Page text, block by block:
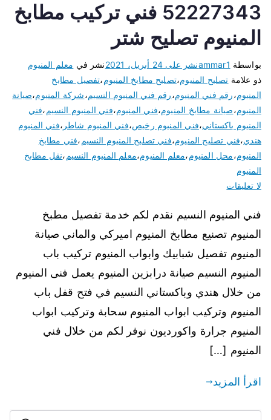
52227343 فني تركيب مطابخ
المنيوم تصليح شتر
بواسطة ammar1نشر على 24 أبريل، 2021 نشر في معلم المنيوم
ذو علامة تصليح المنيوم،تصليح مطابخ المنيوم،تفصيل مطابخ
المنيوم،رقم فني المنيوم،رقم فني المنيوم النسيم،شركة المنيوم،صيانة
المنيوم،صيانة مطابخ المنيوم،فني المنيوم،فني المنيوم النسيم ،فني
المنيوم باكستاني،فني المنيوم رخيص،فني المنيوم شاطر ،فني المنيوم
هندي،فني تصليح المنيوم،فني تصليح المنيوم النسيم ،فني مطابخ
المنيوم،محل المنيوم،معلم المنيوم،معلم المنيوم النسيم ،نقل مطابخ
المنيوم
لا تعليقات
فني المنيوم النسيم نقدم لكم خدمة تفصيل مطبخ
المنيوم تصنيع مطابخ المنيوم اميركي والماني صيانة
المنيوم تفصيل شبابيك وابواب المنيوم تركيب باب
المنيوم النسيم صيانة درابزين المنيوم يعمل فنى المنيوم
من خلال هندي وباكستاني النسيم في فتح قفل باب
المنيوم وتركيب ابواب المنيوم سحابة وتركيب ابواب
المنيوم جرارة واكورديون نوفر لكم من خلال فني
المنيوم […]
اقرأ المزيد